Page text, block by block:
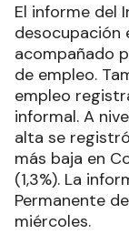
El informe del
desocupación
acompañado
de empleo.
empleo
informal. A
alta se
más baja en
(1,3%). La
Permanente
miércoles.